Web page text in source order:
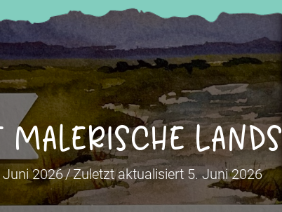
Juni 2026/Zuletzt aktualisiert 5. Juni 2026